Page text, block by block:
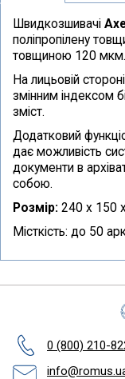
Швидкозшивачі
поліпропілену
товщиною 120 мкм.
На лицьовій
змінним індексом
зміст.
Додатковий
дає можливість
документи в
собою.
Розмір: 240 х 150
Місткість: до 50
0 (800) 210-